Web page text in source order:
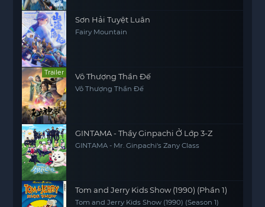
Sơn Hải Tuyệt Luân
Fairy Mountain
Trailer Vô Thượng Thần Đế
Vô Thượng Thần Đế
GINTAMA - Thầy Ginpachi Ở Lớp 3-Z
GINTAMA - Mr. Ginpachi's Zany Class
Tom and Jerry Kids Show (1990) (Phần 1)
Tom and Jerry Kids Show (1990) (Season 1)